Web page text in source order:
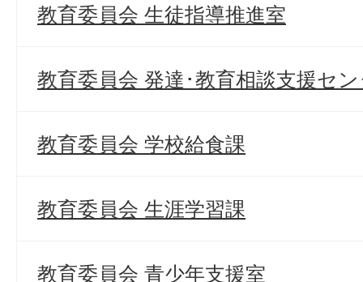
教育委員会 生徒指導推進室
教育委員会 発達･教育相談支援セ
教育委員会 学校給食課
教育委員会 生涯学習課
教育委員会 青少年支援室